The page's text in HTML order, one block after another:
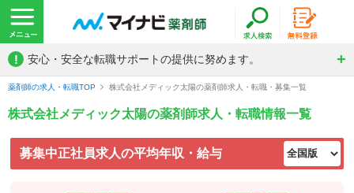
! 安心・安全な転職サポートの提供に努めます。
薬剤師の求人・転職TOP 株式会社メディック太陽の薬剤師求人・転職・募集一覧
株式会社メディック太陽の薬剤師求人・転職情報一覧
募集中正社員求人の平均年収・給与